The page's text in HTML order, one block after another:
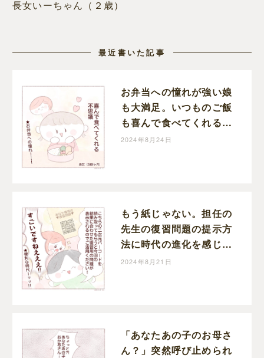
長女いーちゃん（２歳）
最近書いた記事
お弁当への憧れが強い娘
も大満足。いつものご飯
も喜んで食べてくれる我
が家の秘策｜さいとうに
2024年8月24日
もう紙じゃない。担任の
先生の復習問題の提示方
法に時代の進化を感じて
驚き｜さいとうにこの子
2024年8月21日
「あなたあの子のお母さ
ん？」突然呼び止められ